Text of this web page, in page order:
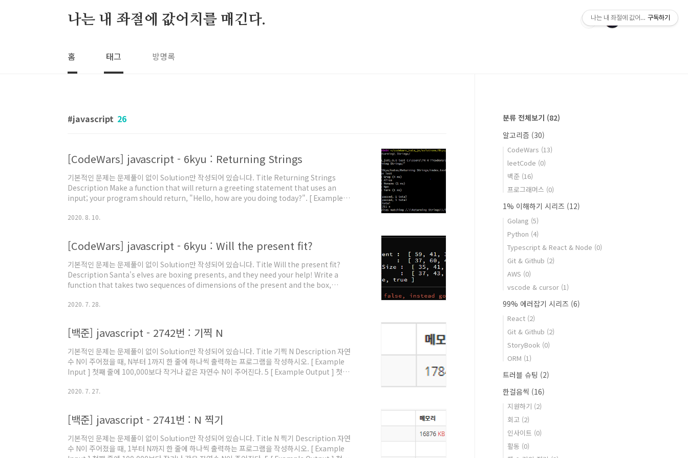
나는 내 좌절에 값어치를 매긴다.
홈 태그 방명록
javascript 26
[CodeWars] javascript - 6kyu : Returning Strings
기본적인 문제는 문제풀이 없이 Solution만 작성되어 있습니다. Title Returning Strings
Description Make a function that will return a greeting statement that uses an
input; your program should return, "Hello, how are you doing today?". [ Example
Google how are you doing today?". 'Daum'// => "Hello, Daum how are you doing
2020. 8. 10.
[CodeWars] javascript - 6kyu : Will the present fit?
기본적인 문제는 문제풀이 없이 Solution만 작성되어 있습니다. Title Will the present fit?
Description Santa's elves are boxing presents, and they need your help! Write a
function that takes two sequences of dimensions of the present and the box,
the box provided. The box's walls are one unit thick, so be sure to take that in to
2020. 7. 28.
[백준] javascript - 2742번 : 기찍 N
기본적인 문제는 문제풀이 없이 Solution만 작성되어 있습니다. Title 기찍 N Description 자연
수 N이 주어졌을 때, N부터 1까지 한 줄에 하나씩 출력하는 프로그램을 작성하시오. [ Example
Input ] 첫째 줄에 100,000보다 작거나 같은 자연수 N이 주어진다. 5 [ Example Output ] 첫째
input = fs.readFileSync('/dev/stdin').toString().split(' ') const RANGE_VALUE =
2020. 7. 27.
[백준] javascript - 2741번 : N 찍기
기본적인 문제는 문제풀이 없이 Solution만 작성되어 있습니다. Title N 찍기 Description 자연
수 N이 주어졌을 때, 1부터 N까지 한 줄에 하나씩 출력하는 프로그램을 작성하시오. [ Example
분류 전체보기 (82)
알고리즘 (30)
CodeWars (13)
leetCode (0)
백준 (16)
프로그래머스 (0)
1% 이해하기 시리즈 (12)
Golang (5)
Python (4)
Typescript & React & Node (0)
Git & Github (2)
AWS (0)
vscode & cursor (1)
99% 에러잡기 시리즈 (6)
React (2)
Git & Github (2)
StoryBook (0)
ORM (1)
트러블 슈팅 (2)
한걸음씩 (16)
지원하기 (2)
회고 (2)
인사이트 (0)
활동 (0)
나는 내 좌절에 값어치를 매긴다.
구독하기